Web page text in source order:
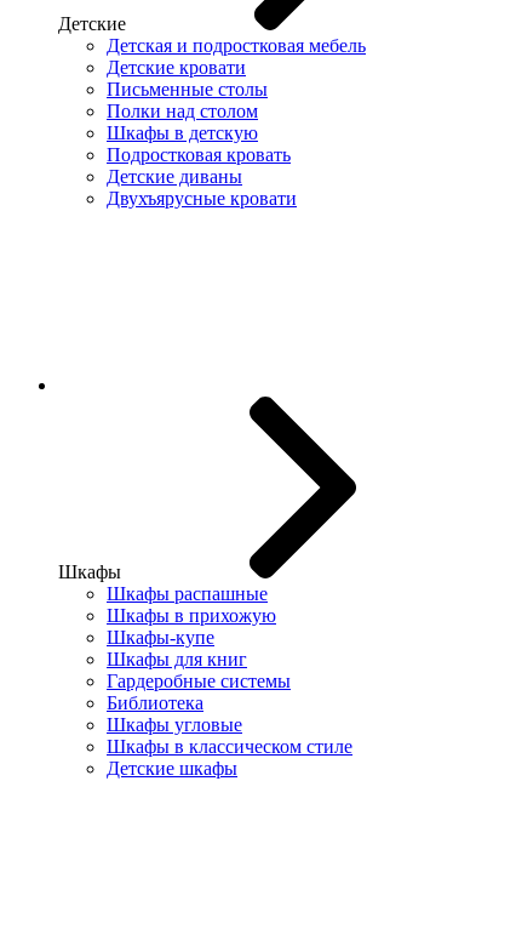
Детские
Детская и подростковая мебель
Детские кровати
Письменные столы
Полки над столом
Шкафы в детскую
Подростковая кровать
Детские диваны
Двухъярусные кровати
Шкафы
Шкафы распашные
Шкафы в прихожую
Шкафы-купе
Шкафы для книг
Гардеробные системы
Библиотека
Шкафы угловые
Шкафы в классическом стиле
Детские шкафы